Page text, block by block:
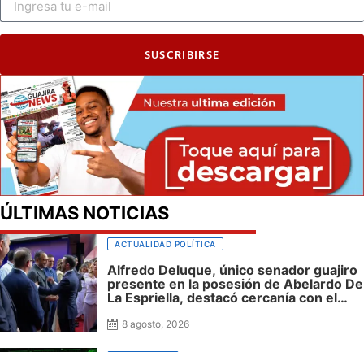
SUSCRIBIRSE
ÚLTIMAS NOTICIAS
ACTUALIDAD POLÍTICA
Alfredo Deluque, único senador guajiro
presente en la posesión de Abelardo De
La Espriella, destacó cercanía con el
para La Guajira
8 agosto, 2026